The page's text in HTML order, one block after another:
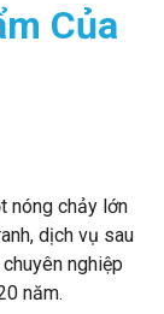
Của
nóng chảy lớn
dịch vụ sau
nghiệp
năm.